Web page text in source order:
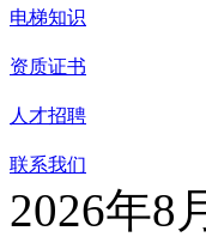
电梯知识
资质证书
人才招聘
联系我们
2026年8